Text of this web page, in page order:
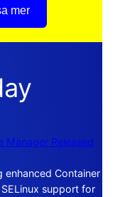
mer
Manager Released
enhanced Container
support for